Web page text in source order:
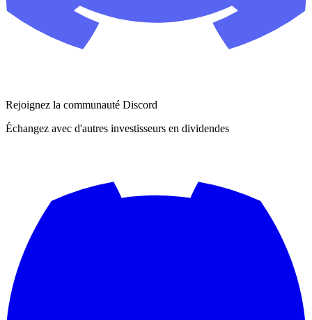
Rejoignez la communauté Discord
Échangez avec d'autres investisseurs en dividendes